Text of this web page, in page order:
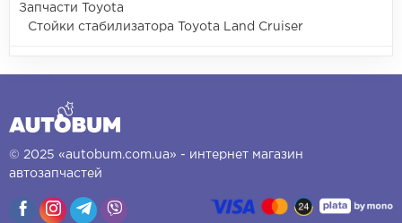
Запчасти Toyota
Стойки стабилизатора Toyota Land Cruiser
© 2025 «autobum.com.ua» - интернет магазин
автозапчастей